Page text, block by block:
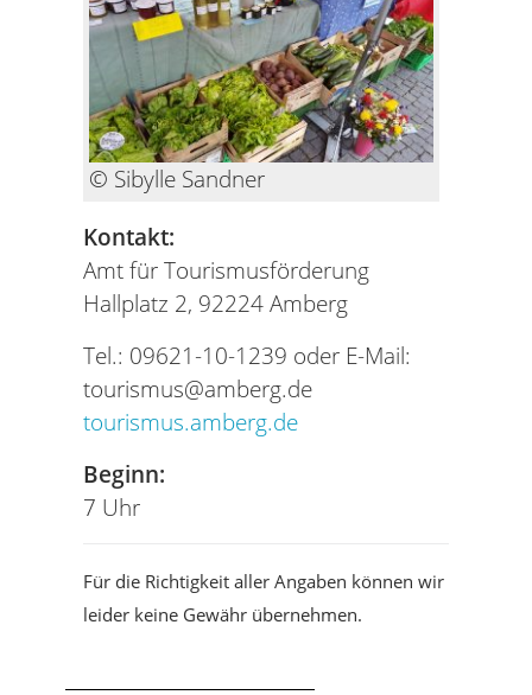
© Sibylle Sandner
Kontakt:
Amt für Tourismusförderung
Hallplatz 2, 92224 Amberg
Tel.: 09621-10-1239 oder E-Mail:
tourismus@amberg.de
tourismus.amberg.de
Beginn:
7 Uhr
Für die Richtigkeit aller Angaben können wir
leider keine Gewähr übernehmen.